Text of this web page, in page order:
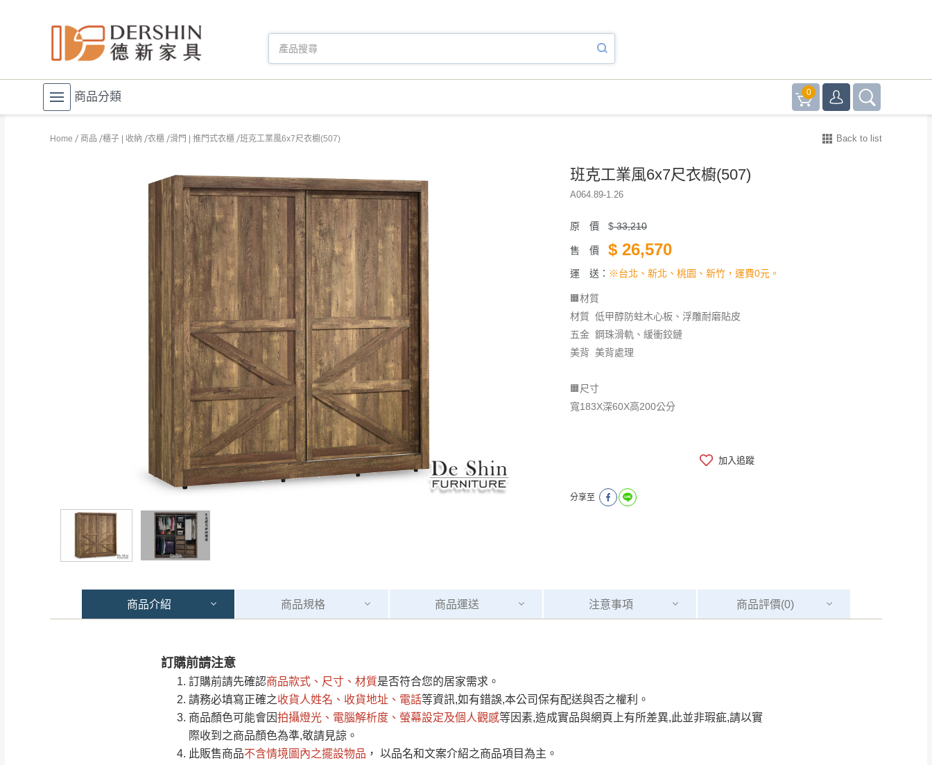
商品分類 0
Home 商品 櫃子 | 收納 衣櫃 滑門 | 推門式衣櫃 班克工業風6x7尺衣櫥(507) Back to list
班克工業風6x7尺衣櫥(507)
A064.89-1.26
原 價 $33,210
售 價 $ 26,570
運 送： ※台北、新北、桃園、新竹，運費0元。
🟧材質
材質 低甲醇防蛀木心板、浮雕耐磨貼皮
五金 鋼珠滑軌、緩衝鉸鏈
美背 美背處理
🟧尺寸
寬183X深60X高200公分
加入追蹤
分享至
商品介紹 商品規格 商品運送 注意事項 商品評價(0)
訂購前請注意
訂購前請先確認商品款式、尺寸、材質是否符合您的居家需求。
請務必填寫正確之收貨人姓名、收貨地址、電話等資訊,如有錯誤,本公司保有配送與否之權利。
商品顏色可能會因拍攝燈光、電腦解析度、螢幕設定及個人觀感等因素,造成實品與網頁上有所差異,此並非瑕疵,請以實
際收到之商品顏色為準,敬請見諒。
此販售商品不含情境圖內之擺設物品 ， 以品名和文案介紹之商品項目為主。
運 費 說 明
運送地區
注意事項：
由於品項繁多，網頁無法及時更新，如有需要購買商品，請於出發前來電或到「官方Line客服」來信確
認商品是否有「現貨」與 「金額」。
若商品價格或庫存有異常，商家有權取消訂單。
接單後二日內(不含例假日)，我們客服會與您電話聯絡或E-Mail通知確認訂單。
全部 依評論高至低排列 依評論低至高排列 只顯示附上圖片